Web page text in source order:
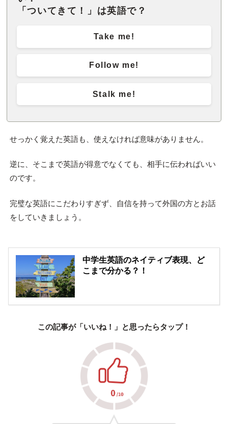
「ついてきて！」は英語で？
Take me!
Follow me!
Stalk me!
せっかく覚えた英語も、使えなければ意味がありません。
逆に、そこまで英語が得意でなくても、相手に伝わればいい
のです。
完璧な英語にこだわりすぎず、自信を持って外国の方とお話
をしていきましょう。
中学生英語のネイティブ表現、ど
こまで分かる？！
この記事が「いいね！」と思ったらタップ！